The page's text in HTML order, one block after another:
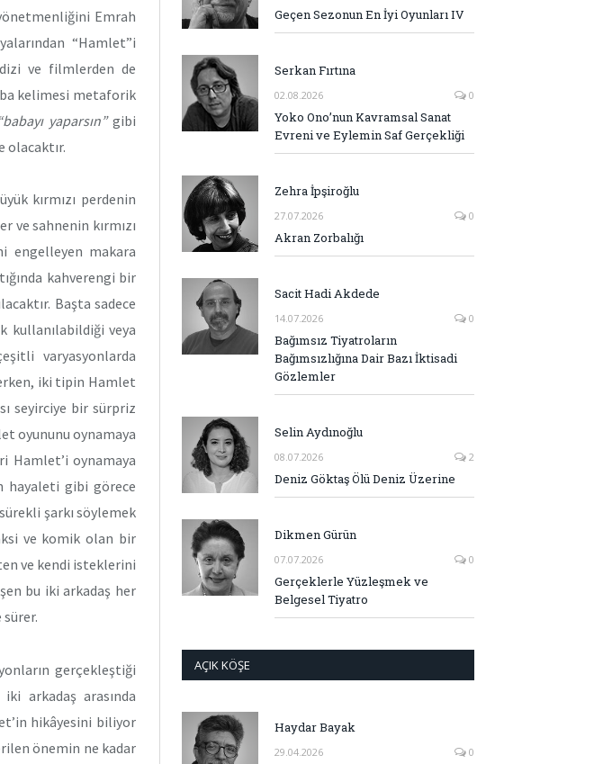
Emrah
“Hamlet”i
ve filmlerden de
kelimesi metaforik
yaparsın”gibi
olacaktır.
kırmızı perdenin
ve sahnenin kırmızı
engelleyen makara
kahverengi bir
Başta sadece
kullanılabildiği veya
varyasyonlarda
iki tipin Hamlet
seyirciye bir sürpriz
oyununu oynamaya
Hamlet’i oynamaya
hayaleti gibi görece
şarkı söylemek
ve komik olan bir
ve kendi isteklerini
bu iki arkadaş her
gerçekleştiği
arkadaş arasında
hikâyesini biliyor
önemin ne kadar
Geçen Sezonun En İyi Oyunları IV
Serkan Fırtına
02.08.2026 0
Yoko Ono’nun Kavramsal Sanat
Evreni ve Eylemin Saf Gerçekliği
Zehra İpşiroğlu
27.07.2026 0
Akran Zorbalığı
Sacit Hadi Akdede
14.07.2026 0
Bağımsız Tiyatroların
Bağımsızlığına Dair Bazı İktisadi
Gözlemler
Selin Aydınoğlu
08.07.2026 2
Deniz Göktaş Ölü Deniz Üzerine
Dikmen Gürün
07.07.2026 0
Gerçeklerle Yüzleşmek ve
Belgesel Tiyatro
AÇIK KÖŞE
Haydar Bayak
29.04.2026 0